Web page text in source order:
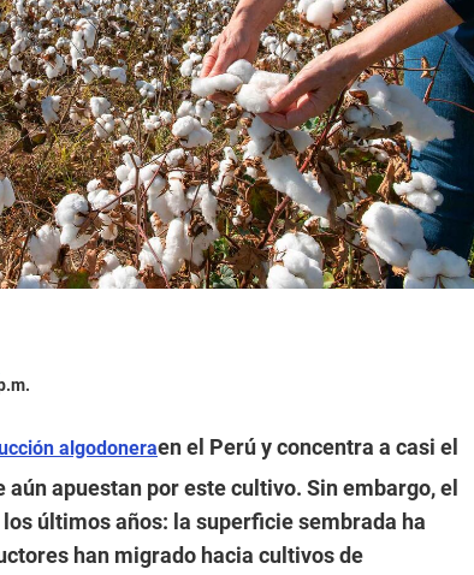
algodoneraen el Perú y concentra a casi el
apuestan por este cultivo. Sin embargo, el
últimos años: la superficie sembrada ha
han migrado hacia cultivos de